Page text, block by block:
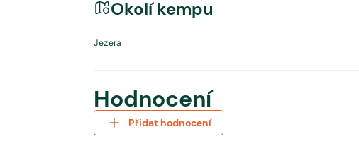
Okolí kempu
Jezera
Hodnocení
Přidat hodnocení